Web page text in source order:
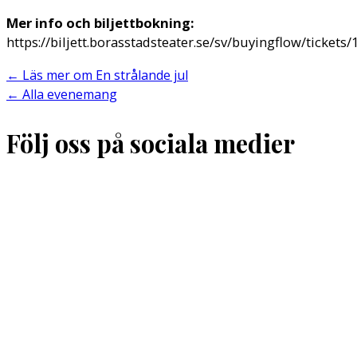
Mer info och biljettbokning:
https://biljett.borasstadsteater.se/sv/buyingflow/tickets/
← Läs mer om En strålande jul
← Alla evenemang
Följ oss på sociala medier